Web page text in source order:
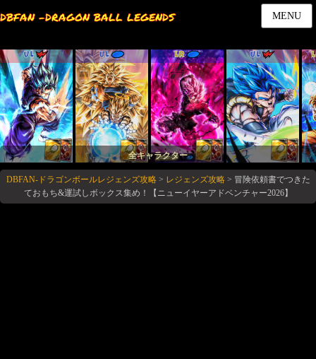
DBFAN -DRAGON BALL LEGENDS MENU
UL UL LR UL
全キャラクター
DBFAN-ドラゴンボールレジェンズ攻略> レジェンズ攻略> 冒険依頼書でつきた
ておもち&運試しボックス集め！【ニューイヤーアドベンチャー2026】